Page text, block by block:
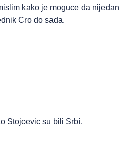
kako je moguce da nijedan
Cro do sada.
Stojcevic su bili Srbi.